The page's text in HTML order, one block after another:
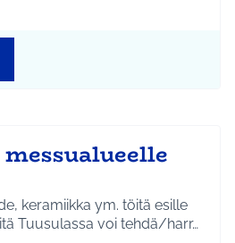
Koko Tuusula
keramiikka ym. töitä esille
Tuusulassa voi tehdä/harr…